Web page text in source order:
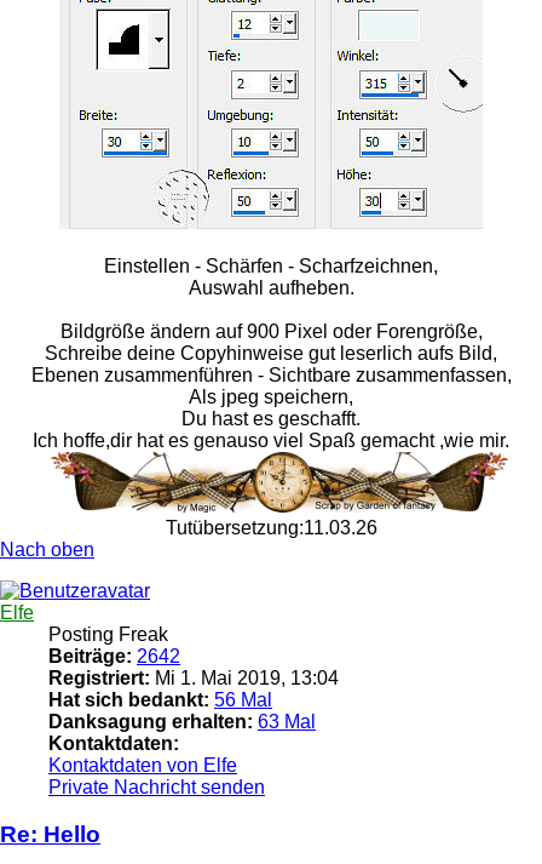
Einstellen - Schärfen - Scharfzeichnen,
Auswahl aufheben.
Bildgröße ändern auf 900 Pixel oder Forengröße,
Schreibe deine Copyhinweise gut leserlich aufs Bild,
Ebenen zusammenführen - Sichtbare zusammenfassen,
Als jpeg speichern,
Du hast es geschafft.
Ich hoffe,dir hat es genauso viel Spaß gemacht ,wie mir.
Tutübersetzung:11.03.26
Nach oben
Elfe
Posting Freak
Beiträge: 2642
Registriert: Mi 1. Mai 2019, 13:04
Hat sich bedankt: 56 Mal
Danksagung erhalten: 63 Mal
Kontaktdaten:
Kontaktdaten von Elfe
Private Nachricht senden
Re: Hello